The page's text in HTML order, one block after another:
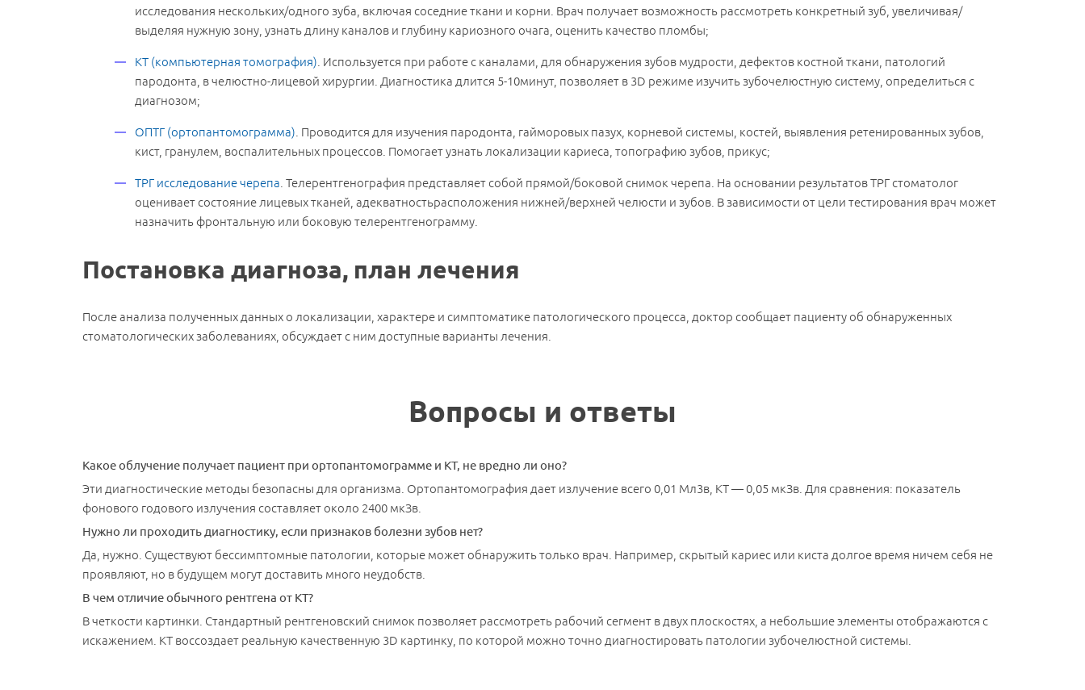
исследования нескольких/одного зуба, включая соседние ткани и корни. Врач получает возможность рассмотреть конкретный зуб, увеличивая/
выделяя нужную зону, узнать длину каналов и глубину кариозного очага, оценить качество пломбы;
КТ (компьютерная томография) . Используется при работе с каналами, для обнаружения зубов мудрости, дефектов костной ткани, патологий
пародонта, в челюстно-лицевой хирургии. Диагностика длится 5-10минут, позволяет в 3D режиме изучить зубочелюстную систему, определиться с
диагнозом;
ОПТГ (ортопантомограмма) . Проводится для изучения пародонта, гайморовых пазух, корневой системы, костей, выявления ретенированных зубов,
кист, гранулем, воспалительных процессов. Помогает узнать локализации кариеса, топографию зубов, прикус;
ТРГ исследование черепа . Телерентгенография представляет собой прямой/боковой снимок черепа. На основании результатов ТРГ стоматолог
оценивает состояние лицевых тканей, адекватностьрасположения нижней/верхней челюсти и зубов. В зависимости от цели тестирования врач может
назначить фронтальную или боковую телерентгенограмму.
Постановка диагноза, план лечения
После анализа полученных данных о локализации, характере и симптоматике патологического процесса, доктор сообщает пациенту об обнаруженных
стоматологических заболеваниях, обсуждает с ним доступные варианты лечения.
Вопросы и ответы
Какое облучение получает пациент при ортопантомограмме и КТ, не вредно ли оно?
Эти диагностические методы безопасны для организма. Ортопантомография дает излучение всего 0,01 Мл3в, КТ — 0,05 мкЗв. Для сравнения: показатель
фонового годового излучения составляет около 2400 мкЗв.
Нужно ли проходить диагностику, если признаков болезни зубов нет?
Да, нужно. Существуют бессимптомные патологии, которые может обнаружить только врач. Например, скрытый кариес или киста долгое время ничем себя не
проявляют, но в будущем могут доставить много неудобств.
В чем отличие обычного рентгена от КТ?
В четкости картинки. Стандартный рентгеновский снимок позволяет рассмотреть рабочий сегмент в двух плоскостях, а небольшие элементы отображаются с
искажением. КТ воссоздает реальную качественную 3D картинку, по которой можно точно диагностировать патологии зубочелюстной системы.
Диагностика зубов
Записаться на прием
Мы свяжемся с Вами и подберем удобное время для визита.
Направление Специалист